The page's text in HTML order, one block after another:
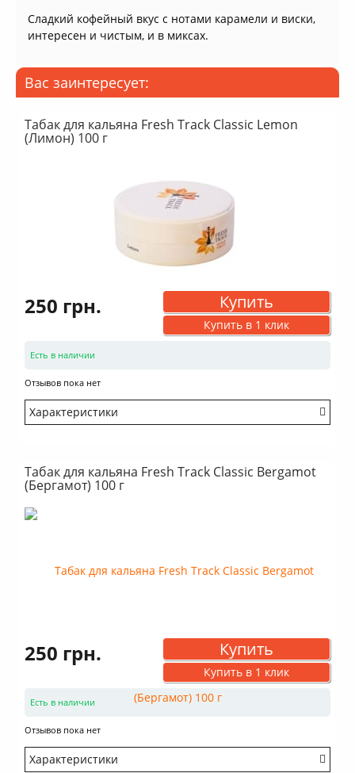
Сладкий кофейный вкус с нотами карамели и виски,
интересен и чистым, и в миксах.
Вас заинтересует:
Табак для кальяна Fresh Track Classic Lemon
(Лимон) 100 г
250 грн. Купить
Купить в 1 клик
Есть в наличии
Отзывов пока нет
Характеристики
Аромат: Кислый
Аромат: Цитрусовый
Дымность: Выше среднего
Табак для кальяна Fresh Track Classic Bergamot
(Бергамот) 100 г
250 грн. Купить
Купить в 1 клик
Есть в наличии
Отзывов пока нет
Характеристики